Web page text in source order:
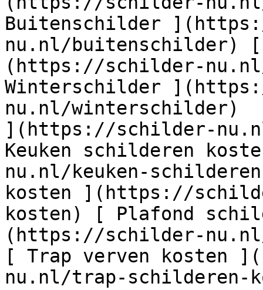
Buitenschilder
nu.nl/buitenschilder)
(https://schilder-
Winterschilder
nu.nl/winterschilder)
](https://schilder-
Keuken schilderen
nu.nl/keuken-
kosten ](https://
kosten) [ Plafond
(https://schilder-
[ Trap verven kosten
nu.nl/trap-schilderen-